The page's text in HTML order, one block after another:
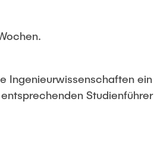
Ingenieurwissenschaften ein
Studienführer